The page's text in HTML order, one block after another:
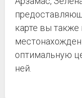
карте вы
оптимальную
ней.